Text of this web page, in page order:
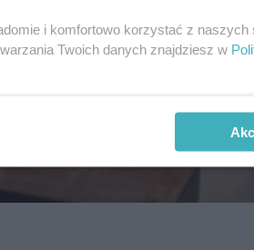
i komfortowo korzystać z naszych
Twoich danych znajdziesz w